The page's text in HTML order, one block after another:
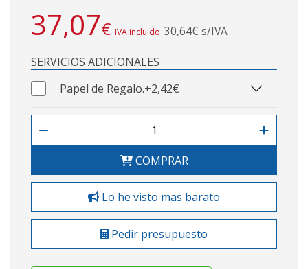
37,07€ IVA incluido 30,64€ s/IVA
SERVICIOS ADICIONALES
Papel de Regalo.+2,42€
COMPRAR
Lo he visto mas barato
Pedir presupuesto